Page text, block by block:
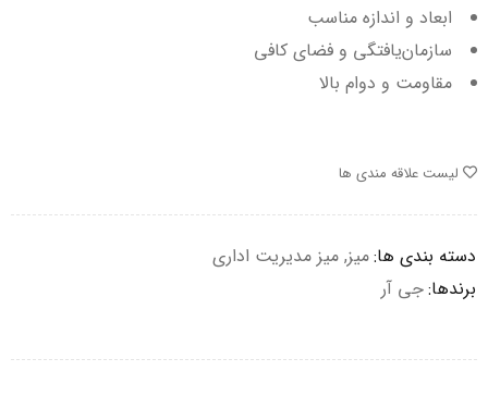
ابعاد و اندازه مناسب
سازمان‌یافتگی و فضای کافی
مقاومت و دوام بالا
لیست علاقه مندی ها
دسته بندی ها:میز, میز مدیریت اداری
برندها:جی آر